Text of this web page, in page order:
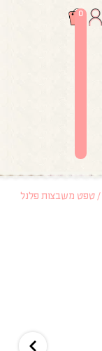
0
/ טפט משבצות פלנל